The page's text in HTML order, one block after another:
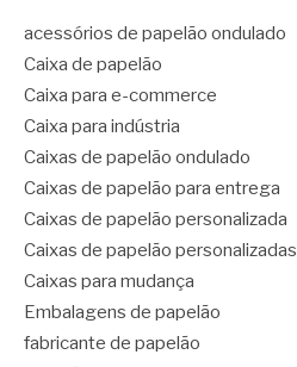
acessórios de papelão ondulado
Caixa de papelão
Caixa para e-commerce
Caixa para indústria
Caixas de papelão ondulado
Caixas de papelão para entrega
Caixas de papelão personalizada
Caixas de papelão personalizadas
Caixas para mudança
Embalagens de papelão
fabricante de papelão